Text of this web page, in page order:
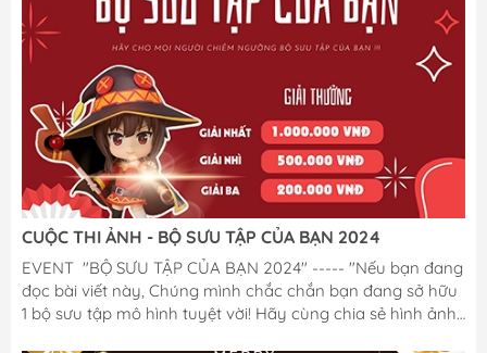
CUỘC THI ẢNH - BỘ SƯU TẬP CỦA BẠN 2024
EVENT "BỘ SƯU TẬP CỦA BẠN 2024" ----- "Nếu bạn đang
đọc bài viết này, Chúng mình chắc chắn bạn đang sở hữu
1 bộ sưu tập mô hình tuyệt vời! Hãy cùng chia sẻ hình ảnh